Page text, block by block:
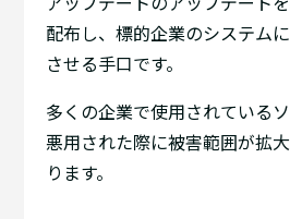
配布し、標的企業のシステム
させる手口です。
多くの企業で使用されている
悪用された際に被害範囲が拡
ります。